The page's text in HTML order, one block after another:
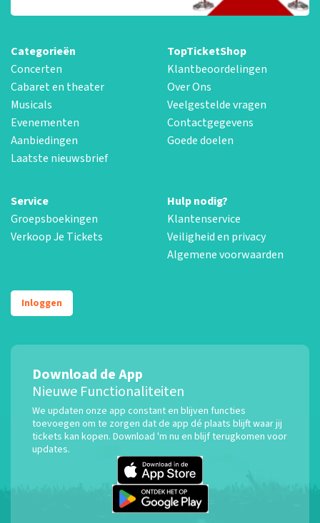
Categorieën
Concerten
Cabaret en theater
Musicals
Evenementen
Aanbiedingen
Laatste nieuwsbrief
TopTicketShop
Klantbeoordelingen
Over Ons
Veelgestelde vragen
Contactgegevens
Goede doelen
Service
Groepsboekingen
Verkoop Je Tickets
Hulp nodig?
Klantenservice
Veiligheid en privacy
Algemene voorwaarden
Inloggen
Download de App
Nieuwe Functionaliteiten
We updaten onze app constant en blijven functies
toevoegen om te zorgen dat de app dé plaats blijft waar jij
tickets kan kopen. Download 'm nu en blijf terugkomen voor
updates.